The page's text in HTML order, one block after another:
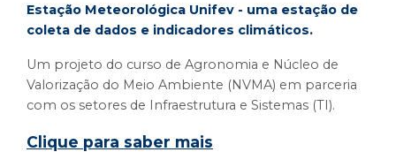
Estação Meteorológica Unifev - uma estação de
coleta de dados e indicadores climáticos.
Um projeto do curso de Agronomia e Núcleo de
Valorização do Meio Ambiente (NVMA) em parceria
com os setores de Infraestrutura e Sistemas (TI).
Clique para saber mais